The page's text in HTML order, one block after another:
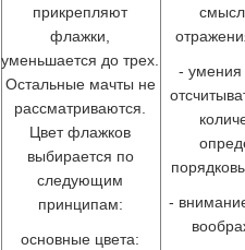
прикрепляют
флажки,
уменьшается до трех.
Остальные мачты не
рассматриваются.
Цвет флажков
выбирается по
следующим
принципам:
основные цвета:
- умения
-